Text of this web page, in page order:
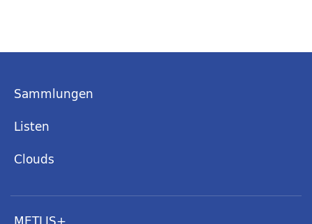
Sammlungen
Listen
Clouds